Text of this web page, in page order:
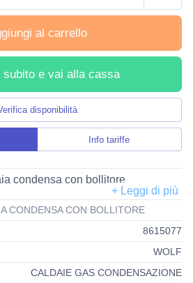
al carrello
subito e vai alla cassa
disponibilità
Info tariffe
condensa con bollitore
CONDENSA CON BOLLITORE
8615077
WOLF
CALDAIE GAS CONDENSAZIONE